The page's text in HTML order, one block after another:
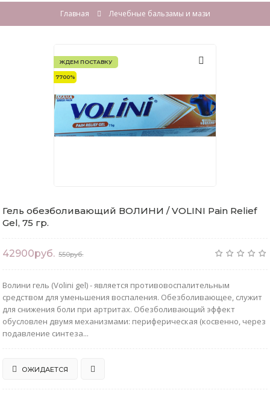
Главная Лечебные бальзамы и мази
ЖДЕМ ПОСТАВКУ
7700%
Гель обезболивающий ВОЛИНИ / VOLINI Pain Relief
Gel, 75 гр.
42900руб. 550руб.
Волини гель (Volini gel) - является противовоспалительным
средством для уменьшения воспаления. Обезболивающее, служит
для снижения боли при артритах. Обезболивающий эффект
обусловлен двумя механизмами: периферическая (косвенно, через
подавление синтеза...
ОЖИДАЕТСЯ